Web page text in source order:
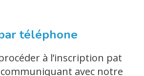
téléphone
à l’inscription pat
avec notre